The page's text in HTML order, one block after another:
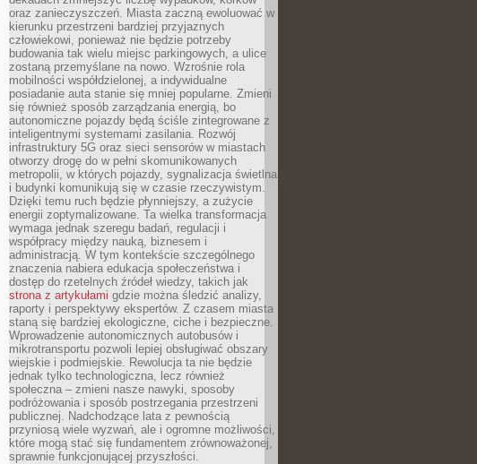
oraz zanieczyszczeń. Miasta zaczną ewoluować w
kierunku przestrzeni bardziej przyjaznych
człowiekowi, ponieważ nie będzie potrzeby
budowania tak wielu miejsc parkingowych, a ulice
zostaną przemyślane na nowo. Wzrośnie rola
mobilności współdzielonej, a indywidualne
posiadanie auta stanie się mniej popularne. Zmieni
się również sposób zarządzania energią, bo
autonomiczne pojazdy będą ściśle zintegrowane z
inteligentnymi systemami zasilania. Rozwój
infrastruktury 5G oraz sieci sensorów w miastach
otworzy drogę do w pełni skomunikowanych
metropolii, w których pojazdy, sygnalizacja świetlna
i budynki komunikują się w czasie rzeczywistym.
Dzięki temu ruch będzie płynniejszy, a zużycie
energii zoptymalizowane. Ta wielka transformacja
wymaga jednak szeregu badań, regulacji i
współpracy między nauką, biznesem i
administracją. W tym kontekście szczególnego
znaczenia nabiera edukacja społeczeństwa i
dostęp do rzetelnych źródeł wiedzy, takich jak
strona z artykułami gdzie można śledzić analizy,
raporty i perspektywy ekspertów. Z czasem miasta
staną się bardziej ekologiczne, ciche i bezpieczne.
Wprowadzenie autonomicznych autobusów i
mikrotransportu pozwoli lepiej obsługiwać obszary
wiejskie i podmiejskie. Rewolucja ta nie będzie
jednak tylko technologiczna, lecz również
społeczna – zmieni nasze nawyki, sposoby
podróżowania i sposób postrzegania przestrzeni
publicznej. Nadchodzące lata z pewnością
przyniosą wiele wyzwań, ale i ogromne możliwości,
które mogą stać się fundamentem zrównoważonej,
sprawnie funkcjonującej przyszłości.